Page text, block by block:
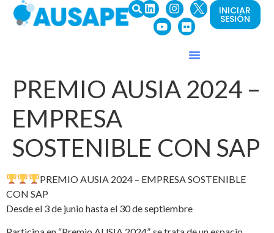
INICIAR
SESIÓN
PREMIO AUSIA 2024 –
EMPRESA
SOSTENIBLE CON SAP
PREMIO AUSIA 2024 – EMPRESA SOSTENIBLE
CON SAP
Desde el 3 de junio hasta el 30 de septiembre